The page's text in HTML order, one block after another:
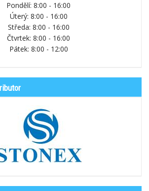
Pondělí: 8:00 - 16:00
Úterý: 8:00 - 16:00
Středa: 8:00 - 16:00
Čtvrtek: 8:00 - 16:00
Pátek: 8:00 - 12:00